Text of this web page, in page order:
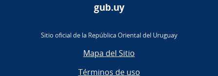
gub.uy
Sitio oficial de la República Oriental del Uruguay
Mapa del Sitio
Términos de uso